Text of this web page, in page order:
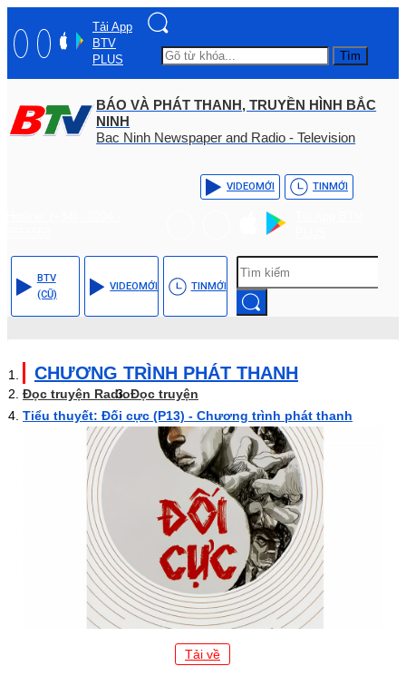
Tải App
BTV
PLUS
Tìm
BÁO VÀ PHÁT THANH, TRUYỀN HÌNH BẮC
NINH
Bac Ninh Newspaper and Radio - Television
VIDEOMỚI TINMỚI
BTV
(CŨ)
VIDEOMỚI TINMỚI
CHƯƠNG TRÌNH PHÁT THANH
Đọc truyện RadioĐọc truyện
Tiểu thuyết: Đối cực (P13) - Chương trình phát thanh
Tải về